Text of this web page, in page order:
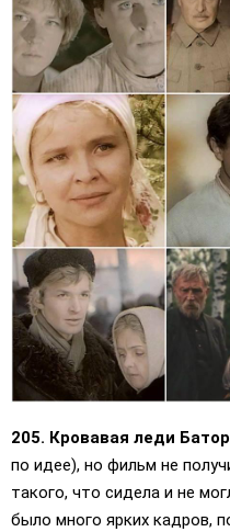
205. Кровавая леди
по идее), но фильм не
такого, что сидела и не
было много ярких кадров,